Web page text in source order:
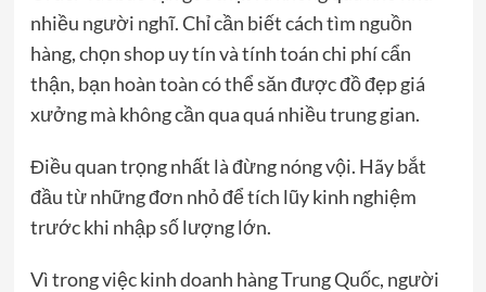
nhiều người nghĩ. Chỉ cần biết cách tìm nguồn
hàng, chọn shop uy tín và tính toán chi phí cẩn
thận, bạn hoàn toàn có thể săn được đồ đẹp giá
xưởng mà không cần qua quá nhiều trung gian.
Điều quan trọng nhất là đừng nóng vội. Hãy bắt
đầu từ những đơn nhỏ để tích lũy kinh nghiệm
trước khi nhập số lượng lớn.
Vì trong việc kinh doanh hàng Trung Quốc, người